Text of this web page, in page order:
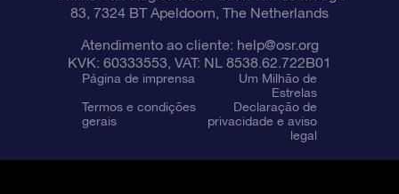
83, 7324 BT Apeldoorn, The Netherlands
Atendimento ao cliente: help@osr.org
KVK: 60333553, VAT: NL 8538.62.722B01
Página de imprensa
Um Milhão de
Estrelas
Termos e condições
gerais
Declaração de
privacidade e aviso
legal